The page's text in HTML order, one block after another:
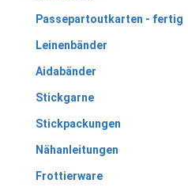
Passepartoutkarten - fertig
Leinenbänder
Aidabänder
Stickgarne
Stickpackungen
Nähanleitungen
Frottierware